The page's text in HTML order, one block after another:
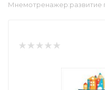
Мнемотренажер:развитие